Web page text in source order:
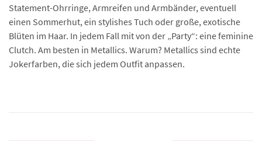
Statement-Ohrringe, Armreifen und Armbänder, eventuell
einen Sommerhut, ein stylishes Tuch oder große, exotische
Blüten im Haar. In jedem Fall mit von der „Party“: eine feminine
Clutch. Am besten in Metallics. Warum? Metallics sind echte
Jokerfarben, die sich jedem Outfit anpassen.